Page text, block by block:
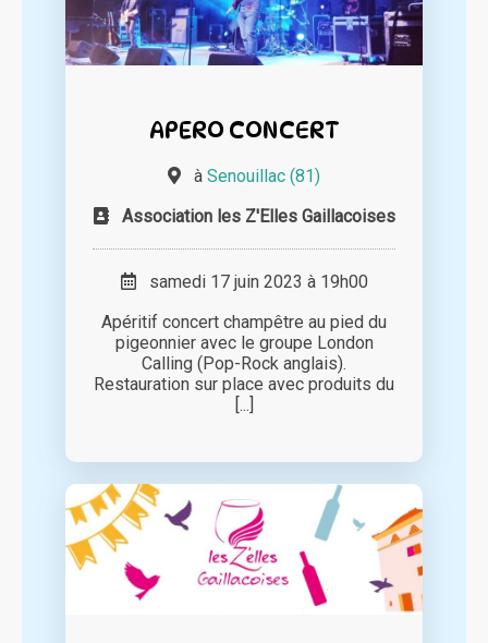
APERO CONCERT
à Senouillac (81)
Association les Z'Elles Gaillacoises
samedi 17 juin 2023 à 19h00
Apéritif concert champêtre au pied du
pigeonnier avec le groupe London
Calling (Pop-Rock anglais).
Restauration sur place avec produits du
[...]